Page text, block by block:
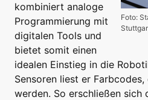
Foto:
kombiniert analoge
Programmierung mit
digitalen Tools und
bietet somit einen
idealen Einstieg in die
Sensoren liest er
werden. So erschließen sich